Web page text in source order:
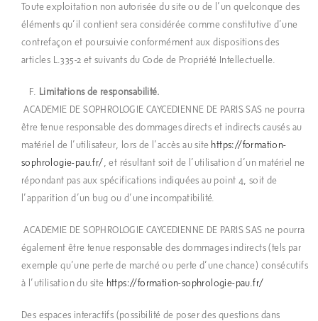
Toute exploitation non autorisée du site ou de l’un quelconque des
éléments qu’il contient sera considérée comme constitutive d’une
contrefaçon et poursuivie conformément aux dispositions des
articles L.335-2 et suivants du Code de Propriété Intellectuelle.
Limitations de responsabilité.
ACADEMIE DE SOPHROLOGIE CAYCEDIENNE DE PARIS SAS ne pourra
être tenue responsable des dommages directs et indirects causés au
matériel de l’utilisateur, lors de l’accès au site https://formation-
sophrologie-pau.fr/ , et résultant soit de l’utilisation d’un matériel ne
répondant pas aux spécifications indiquées au point 4, soit de
l’apparition d’un bug ou d’une incompatibilité.
ACADEMIE DE SOPHROLOGIE CAYCEDIENNE DE PARIS SAS ne pourra
également être tenue responsable des dommages indirects (tels par
exemple qu’une perte de marché ou perte d’une chance) consécutifs
à l’utilisation du site https://formation-sophrologie-pau.fr/
Des espaces interactifs (possibilité de poser des questions dans